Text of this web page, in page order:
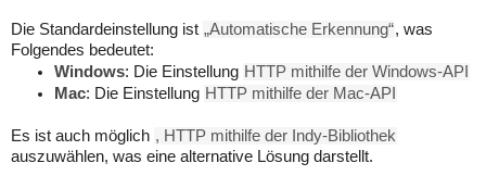
Die Standardeinstellung ist „Automatische Erkennung“, was
Folgendes bedeutet:
Windows: Die Einstellung HTTP mithilfe der Windows-API
Mac: Die Einstellung HTTP mithilfe der Mac-API
Es ist auch möglich , HTTP mithilfe der Indy-Bibliothek
auszuwählen, was eine alternative Lösung darstellt.